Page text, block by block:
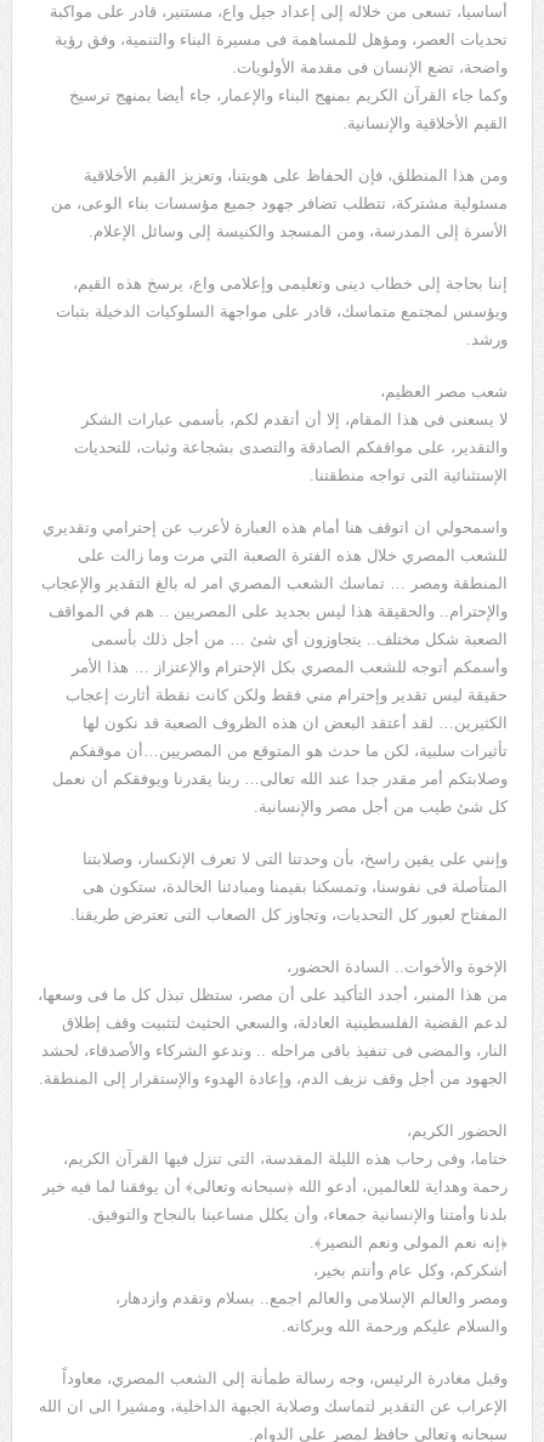
أساسيا، تسعى من خلاله إلى إعداد جيل واع، مستنير، قادر على مواكبة
تحديات العصر، ومؤهل للمساهمة فى مسيرة البناء والتنمية، وفق رؤية
واضحة، تضع الإنسان فى مقدمة الأولويات.
وكما جاء القرآن الكريم بمنهج البناء والإعمار، جاء أيضا بمنهج ترسيخ
القيم الأخلاقية والإنسانية.
ومن هذا المنطلق، فإن الحفاظ على هويتنا، وتعزيز القيم الأخلاقية
مسئولية مشتركة، تتطلب تضافر جهود جميع مؤسسات بناء الوعى، من
الأسرة إلى المدرسة، ومن المسجد والكنيسة إلى وسائل الإعلام.
إننا بحاجة إلى خطاب دينى وتعليمى وإعلامى واع، يرسخ هذه القيم،
ويؤسس لمجتمع متماسك، قادر على مواجهة السلوكيات الدخيلة بثبات
ورشد.
شعب مصر العظيم،
لا يسعنى فى هذا المقام، إلا أن أتقدم لكم، بأسمى عبارات الشكر
والتقدير، على مواقفكم الصادقة والتصدى بشجاعة وثبات، للتحديات
الإستثنائية التى تواجه منطقتنا.
واسمحولي ان اتوقف هنا أمام هذه العبارة لأعرب عن إحترامي وتقديري
للشعب المصري خلال هذه الفترة الصعبة التي مرت وما زالت على
المنطقة ومصر … تماسك الشعب المصري امر له بالغ التقدير والإعجاب
والإحترام.. والحقيقة هذا ليس بجديد على المصريين .. هم في المواقف
الصعبة شكل مختلف.. يتجاوزون أي شئ … من أجل ذلك بأسمى
وأسمكم أتوجه للشعب المصري بكل الإحترام والإعتزاز … هذا الأمر
حقيقة ليس تقدير وإحترام مني فقط ولكن كانت نقطة أثارت إعجاب
الكثيرين… لقد أعتقد البعض ان هذه الظروف الصعبة قد نكون لها
تأثيرات سلبية، لكن ما حدث هو المتوقع من المصريين…أن موقفكم
وصلابتكم أمر مقدر جدا عند الله تعالى… ربنا يقدرنا ويوفقكم أن نعمل
كل شئ طيب من أجل مصر والإنسانية.
وإنني على يقين راسخ، بأن وحدتنا التى لا تعرف الإنكسار، وصلابتنا
المتأصلة فى نفوسنا، وتمسكنا بقيمنا ومبادئنا الخالدة، ستكون هى
المفتاح لعبور كل التحديات، وتجاوز كل الصعاب التى تعترض طريقنا.
الإخوة والأخوات.. السادة الحضور،
من هذا المنبر، أجدد التأكيد على أن مصر، ستظل تبذل كل ما فى وسعها،
لدعم القضية الفلسطينية العادلة، والسعي الحثيث لتثبيت وقف إطلاق
النار، والمضى فى تنفيذ باقى مراحله .. وندعو الشركاء والأصدقاء، لحشد
الجهود من أجل وقف نزيف الدم، وإعادة الهدوء والإستقرار إلى المنطقة.
الحضور الكريم،
ختاما، وفى رحاب هذه الليلة المقدسة، التى تنزل فيها القرآن الكريم،
رحمة وهداية للعالمين، أدعو الله ﴿سبحانه وتعالى﴾ أن يوفقنا لما فيه خير
بلدنا وأمتنا والإنسانية جمعاء، وأن يكلل مساعينا بالنجاح والتوفيق.
﴿إنه نعم المولى ونعم النصير﴾.
أشكركم، وكل عام وأنتم بخير،
ومصر والعالم الإسلامى والعالم اجمع.. بسلام وتقدم وازدهار،
والسلام عليكم ورحمة الله وبركاته.
وقبل مغادرة الرئيس، وجه رسالة طمأنة إلى الشعب المصري، معاوداً
الإعراب عن التقدير لتماسك وصلابة الجبهة الداخلية، ومشيرا الى ان الله
سبحانه وتعالى حافظ لمصر على الدوام.